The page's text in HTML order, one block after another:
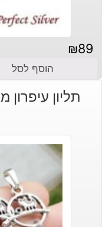
₪89
הוסף לסל
תליון